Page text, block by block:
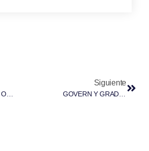
LA FUNDACIÓN ORGANIZA LA FORMACIÓN SOBRE LAS RELACIONES LABORALES Y EL TELETRABAJO TRANSNACIONAL
Siguiente